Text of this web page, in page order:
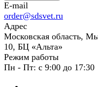
E-mail
order@sdsvet.ru
Адрес
Московская область,
10, БЦ «Альта»
Режим работы
Пн - Пт: с 9:00 до 17:30